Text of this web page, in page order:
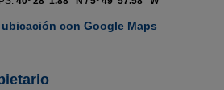
con Google Maps